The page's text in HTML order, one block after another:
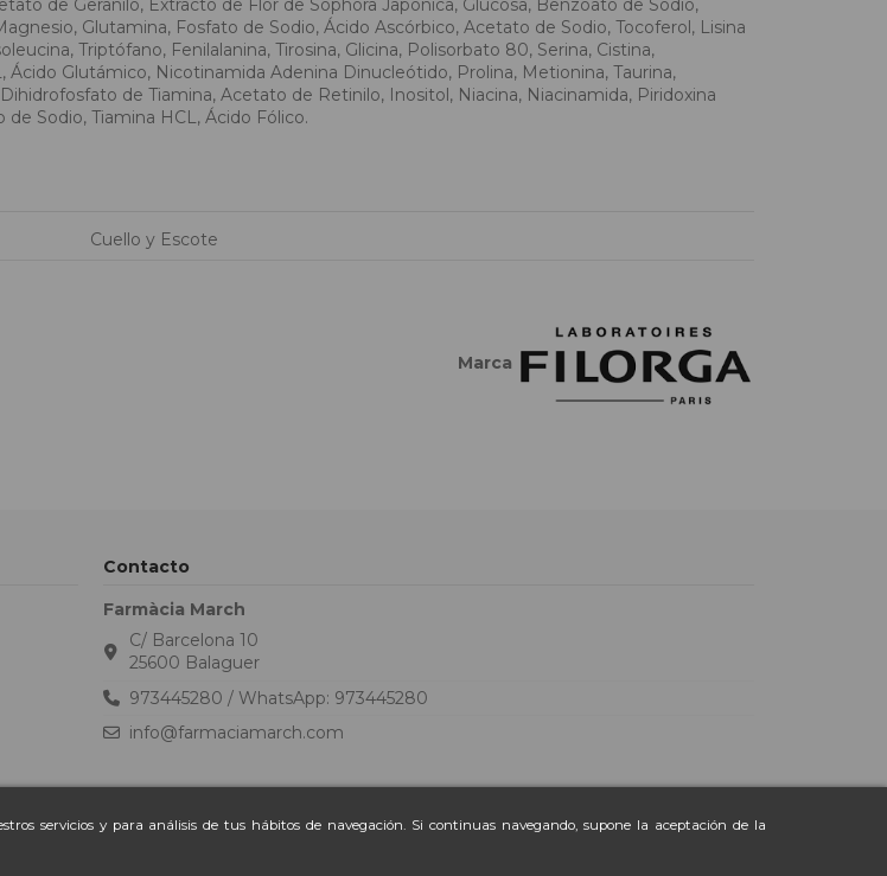
servicios y para análisis de tus hábitos de navegación. Si continuas navegando, supone la aceptación de la
de Geranilo, Extracto de Flor de Sophora Japonica, Glucosa, Benzoato de Sodio,
Glutamina, Fosfato de Sodio, Ácido Ascórbico, Acetato de Sodio, Tocoferol, Lisina
Triptófano, Fenilalanina, Tirosina, Glicina, Polisorbato 80, Serina, Cistina,
Glutámico, Nicotinamida Adenina Dinucleótido, Prolina, Metionina, Taurina,
de Tiamina, Acetato de Retinilo, Inositol, Niacina, Niacinamida, Piridoxina
Sodio, Tiamina HCL, Ácido Fólico.
Cuello y Escote
Marca
Contacto
Farmàcia March
C/ Barcelona 10
25600 Balaguer
973445280 / WhatsApp: 973445280
info@farmaciamarch.com